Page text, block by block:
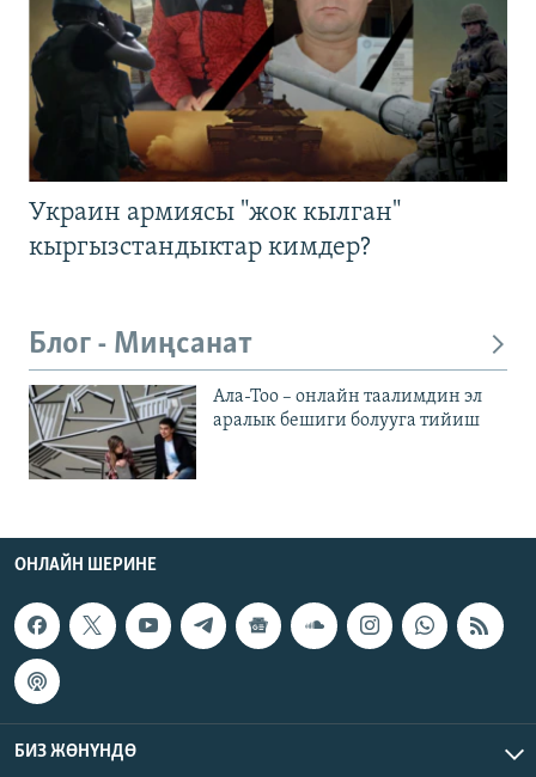
Украин армиясы "жок кылган"
кыргызстандыктар кимдер?
Блог - Миңсанат
Ала-Тоо – онлайн таалимдин эл
аралык бешиги болууга тийиш
ОНЛАЙН ШЕРИНЕ
БИЗ ЖӨНҮНДӨ